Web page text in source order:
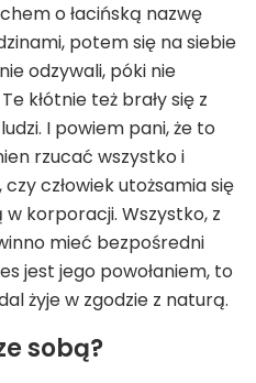
o łacińską nazwę
potem się na siebie
odzywali, póki nie
kłótnie też brały się z
I powiem pani, że to
rzucać wszystko i
czy człowiek utożsamia się
w korporacji. Wszystko, z
mieć bezpośredni
jest jego powołaniem, to
żyje w zgodzie z naturą.
sobą?